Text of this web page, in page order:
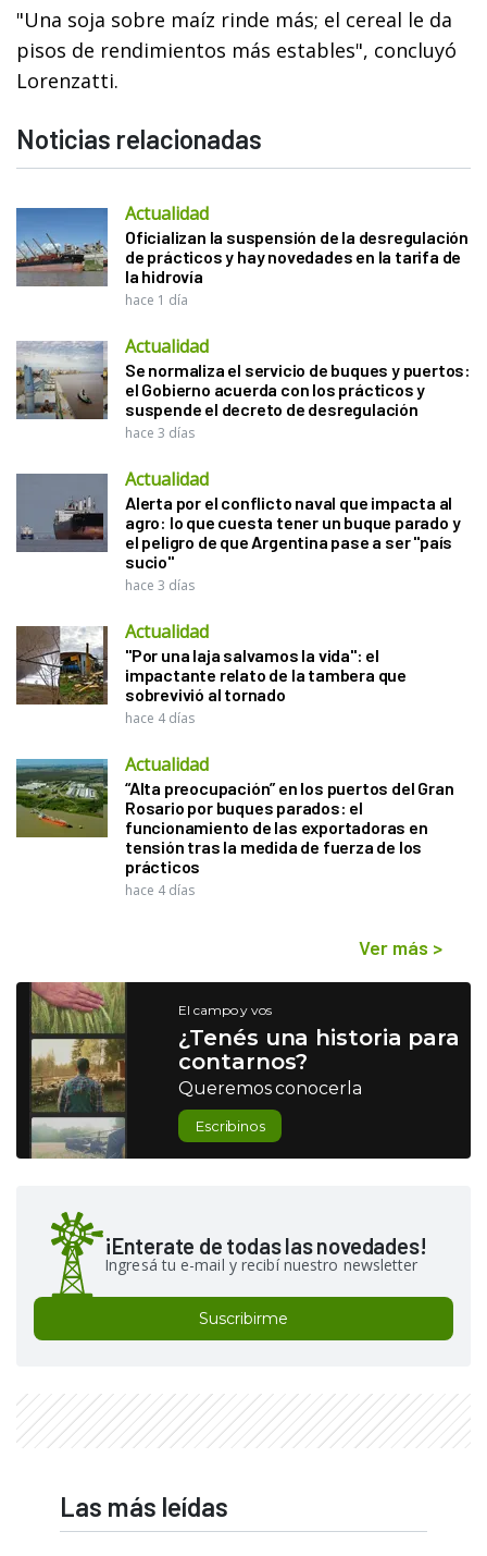
"Una soja sobre maíz rinde más; el cereal le da
pisos de rendimientos más estables", concluyó
Lorenzatti.
Noticias relacionadas
Actualidad
Oficializan la suspensión de la desregulación
de prácticos y hay novedades en la tarifa de
la hidrovía
hace 1 día
Actualidad
Se normaliza el servicio de buques y puertos:
el Gobierno acuerda con los prácticos y
suspende el decreto de desregulación
hace 3 días
Actualidad
Alerta por el conflicto naval que impacta al
agro: lo que cuesta tener un buque parado y
el peligro de que Argentina pase a ser "país
sucio"
hace 3 días
Actualidad
"Por una laja salvamos la vida": el
impactante relato de la tambera que
sobrevivió al tornado
hace 4 días
Actualidad
“Alta preocupación” en los puertos del Gran
Rosario por buques parados: el
funcionamiento de las exportadoras en
tensión tras la medida de fuerza de los
prácticos
hace 4 días
Ver más >
El campo y vos
¿Tenés una historia para
contarnos?
Queremos conocerla
Escribinos
¡Enterate de todas las novedades!
Ingresá tu e-mail y recibí nuestro newsletter
Suscribirme
Las más leídas